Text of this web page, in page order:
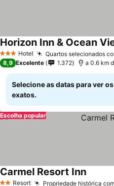
3 EstrelasHotel Quartos selecionados
Horizon Inn & Ocean
8,9 Excelente 1.372 a 0.6 km
Selecione as datas para ver
exatos.
Escolha popular
Resort Propriedade histórica
Carmel Resort Inn